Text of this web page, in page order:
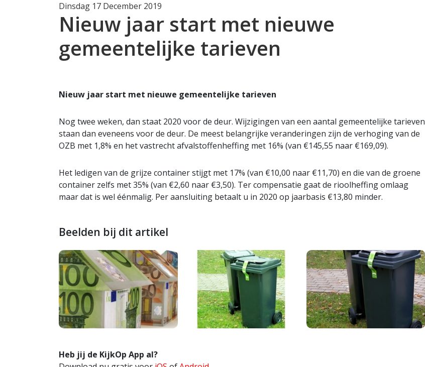
Dinsdag 17 December 2019
Nieuw jaar start met nieuwe
gemeentelijke tarieven
Nieuw jaar start met nieuwe gemeentelijke tarieven
Nog twee weken, dan staat 2020 voor de deur. Wijzigingen van een aantal gemeentelijke tarieven
staan dan eveneens voor de deur. De meest belangrijke veranderingen zijn de verhoging van de
OZB met 1,8% en het vastrecht afvalstoffenheffing met 16% (van €145,55 naar €169,09).
Het ledigen van de grijze container stijgt met 17% (van €10,00 naar €11,70) en die van de groene
container zelfs met 35% (van €2,60 naar €3,50). Ter compensatie gaat de rioolheffing omlaag
maar dat is wel éénmalig. Per aansluiting betaalt u in 2020 op jaarbasis €13,80 minder.
Beelden bij dit artikel
Heb jij de KijkOp App al?